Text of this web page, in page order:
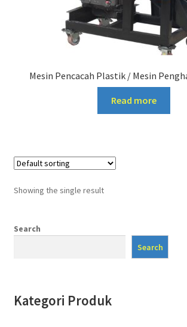
Mesin Pencacah Plastik / Mesin
Read more
Showing the single result
Search
Search
Kategori Produk